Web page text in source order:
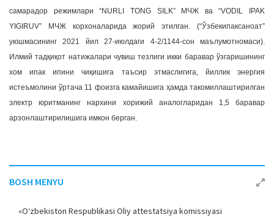
самарадор режимлари “NURLI TONG SILK” МЧЖ ва “VODIL IPAK
YIGIRUV” МЧЖ корхоналарида жорий этилган. (“Ўзбекипаксаноат”
уюшмасининг 2021 йил 27-июлдаги 4-2/1144-сон маълумотномаси).
Илмий тадқиқот натижалари чувиш тезлиги икки баравар ўзгаришининг
хом ипак ипини чиқишига таъсир этмаслигига, йиллик энергия
истеъмолини ўртача 11 фоизга камайишига ҳамда такомиллаштирилган
электр юритманинг нархини хорижий аналогларидан 1,5 баравар
арзонлаштирилишига имкон берган.
BOSH MENYU
«O‘zbekiston Respublikasi Oliy attestatsiya komissiyasi